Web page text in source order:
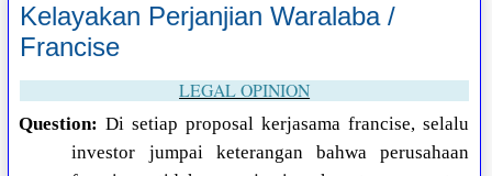
Kelayakan Perjanjian Waralaba /
Francise
LEGAL OPINION
Question: Di setiap proposal kerjasama francise, selalu
investor jumpai keterangan bahwa perusahaan